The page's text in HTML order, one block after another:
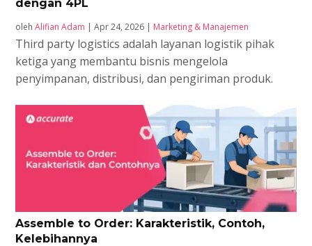
dengan 4PL
olehAlifian Adam |Apr 24, 2026 | Marketing & Manajemen
Third party logistics adalah layanan logistik pihak
ketiga yang membantu bisnis mengelola
penyimpanan, distribusi, dan pengiriman produk.
Assemble to Order: Karakteristik, Contoh,
Kelebihannya